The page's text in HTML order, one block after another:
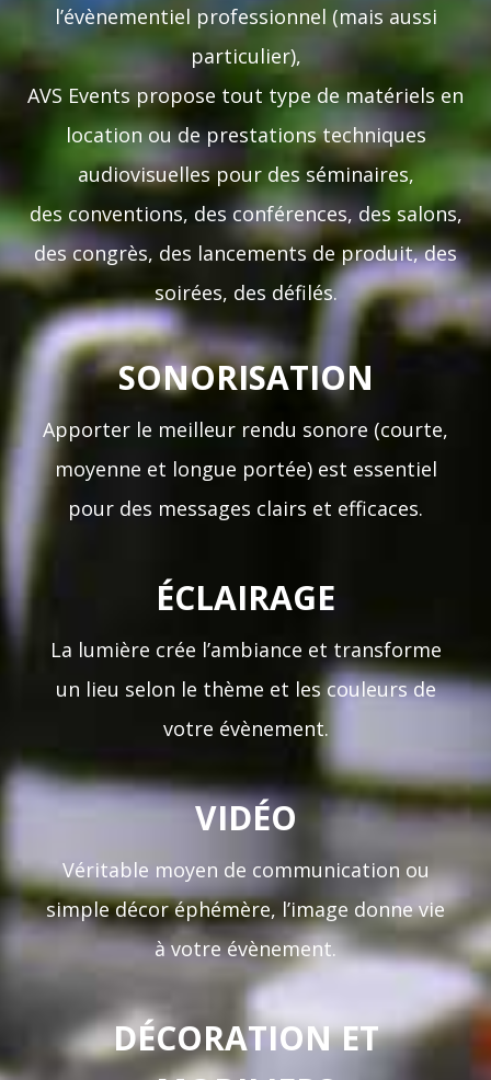
l’évènementiel professionnel (mais aussi
particulier),
AVS Events propose tout type de matériels en
location ou de prestations techniques
audiovisuelles pour des séminaires,
des conventions, des conférences, des salons,
des congrès, des lancements de produit, des
soirées, des défilés.
SONORISATION
Apporter le meilleur rendu sonore (courte,
moyenne et longue portée) est essentiel
pour des messages clairs et efficaces.
ÉCLAIRAGE
La lumière crée l’ambiance et transforme
un lieu selon le thème et les couleurs de
votre évènement.
VIDÉO
Véritable moyen de communication ou
simple décor éphémère, l’image donne vie
à votre évènement.
DÉCORATION ET